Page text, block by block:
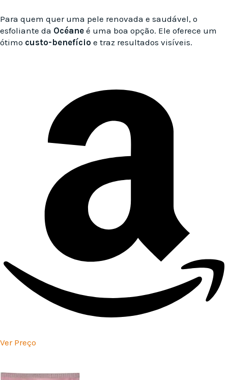
Para quem quer uma pele renovada e saudável, o
esfoliante da Océane é uma boa opção. Ele oferece um
ótimo custo-benefício e traz resultados visíveis.
Ver Preço